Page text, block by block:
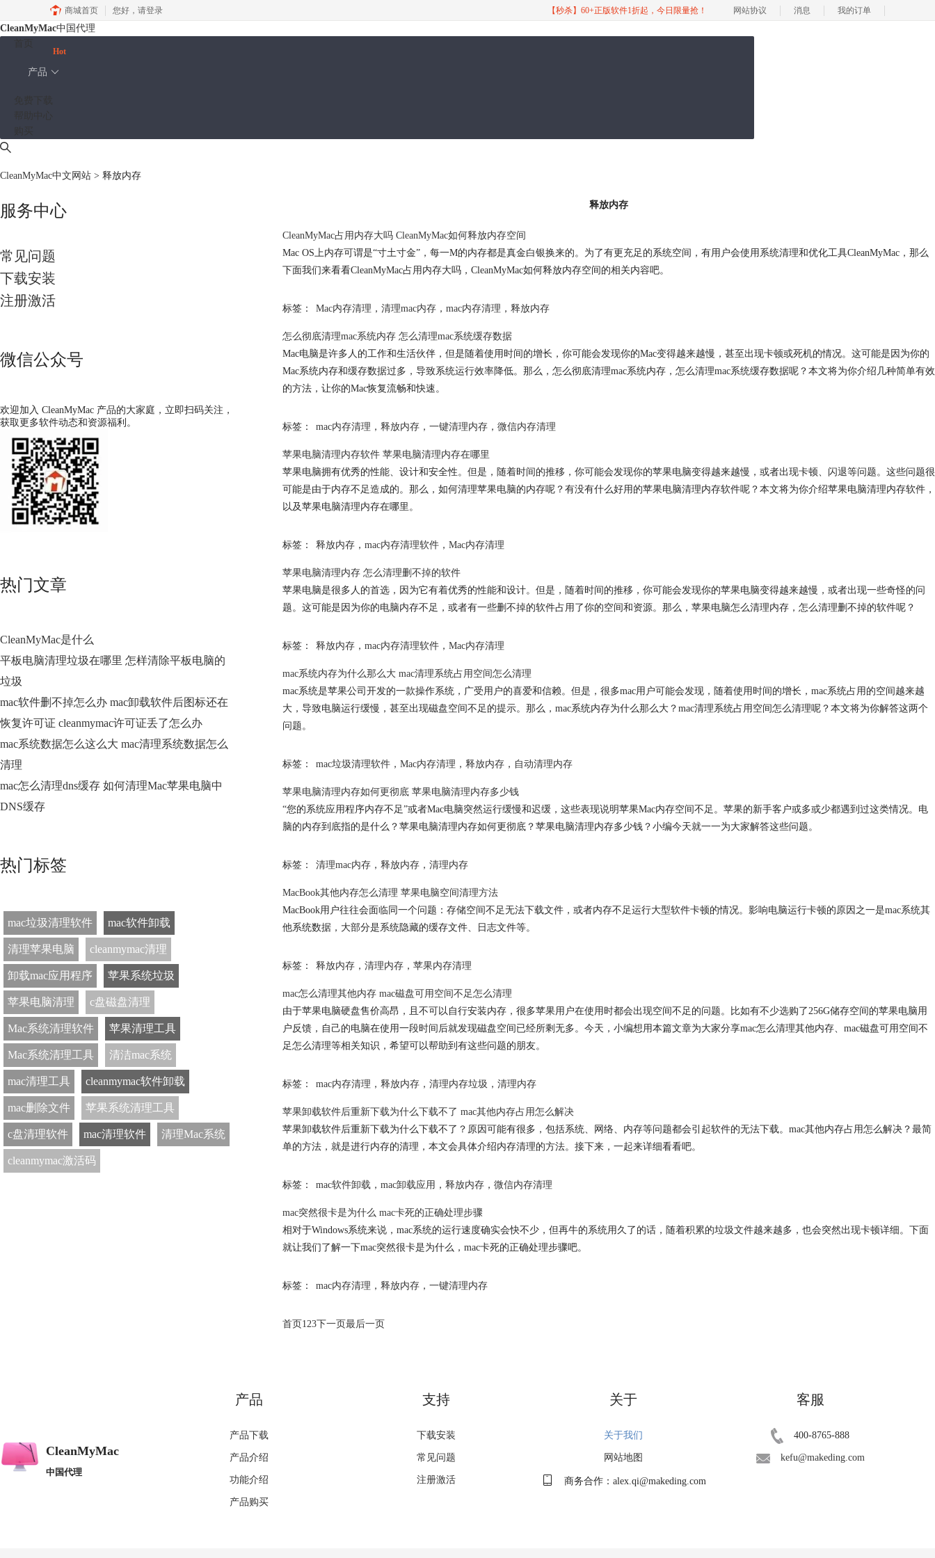
商城首页 您好， 请登录 【秒杀】60+正版软件1折起，今日限量抢！ 网站协议 消息 我的订单
CleanMyMac中国代理
产品
Hot
CleanMyMac中文网站 > 释放内存
服务中心
常见问题
下载安装
注册激活
微信公众号
欢迎加入 CleanMyMac 产品的大家庭，立即扫码关注，
获取更多软件动态和资源福利。
热门文章
CleanMyMac是什么
平板电脑清理垃圾在哪里 怎样清除平板电脑的
垃圾
mac软件删不掉怎么办 mac卸载软件后图标还在
恢复许可证 cleanmymac许可证丢了怎么办
mac系统数据怎么这么大 mac清理系统数据怎么
清理
mac怎么清理dns缓存 如何清理Mac苹果电脑中
DNS缓存
热门标签
mac垃圾清理软件 mac软件卸载
清理苹果电脑 cleanmymac清理
卸载mac应用程序 苹果系统垃圾
苹果电脑清理 c盘磁盘清理
Mac系统清理软件 苹果清理工具
Mac系统清理工具 清洁mac系统
mac清理工具 cleanmymac软件卸载
mac删除文件 苹果系统清理工具
c盘清理软件 mac清理软件 清理Mac系统
cleanmymac激活码
释放内存
CleanMyMac占用内存大吗 CleanMyMac如何释放内存空间
Mac OS上内存可谓是“寸土寸金”，每一M的内存都是真金白银换来的。为了有更充足的系统空间，有用户会使用系统清理和优化工具CleanMyMac，那么
下面我们来看看CleanMyMac占用内存大吗，CleanMyMac如何释放内存空间的相关内容吧。
标签： Mac内存清理 ， 清理mac内存 ， mac内存清理 ， 释放内存
怎么彻底清理mac系统内存 怎么清理mac系统缓存数据
Mac电脑是许多人的工作和生活伙伴，但是随着使用时间的增长，你可能会发现你的Mac变得越来越慢，甚至出现卡顿或死机的情况。这可能是因为你的
Mac系统内存和缓存数据过多，导致系统运行效率降低。那么，怎么彻底清理mac系统内存，怎么清理mac系统缓存数据呢？本文将为你介绍几种简单有效
的方法，让你的Mac恢复流畅和快速。
标签： mac内存清理 ， 释放内存 ， 一键清理内存 ， 微信内存清理
苹果电脑清理内存软件 苹果电脑清理内存在哪里
苹果电脑拥有优秀的性能、设计和安全性。但是，随着时间的推移，你可能会发现你的苹果电脑变得越来越慢，或者出现卡顿、闪退等问题。这些问题很
可能是由于内存不足造成的。那么，如何清理苹果电脑的内存呢？有没有什么好用的苹果电脑清理内存软件呢？本文将为你介绍苹果电脑清理内存软件，
以及苹果电脑清理内存在哪里。
标签： 释放内存 ， mac内存清理软件 ， Mac内存清理
苹果电脑清理内存 怎么清理删不掉的软件
苹果电脑是很多人的首选，因为它有着优秀的性能和设计。但是，随着时间的推移，你可能会发现你的苹果电脑变得越来越慢，或者出现一些奇怪的问
题。这可能是因为你的电脑内存不足，或者有一些删不掉的软件占用了你的空间和资源。那么，苹果电脑怎么清理内存，怎么清理删不掉的软件呢？
标签： 释放内存 ， mac内存清理软件 ， Mac内存清理
mac系统内存为什么那么大 mac清理系统占用空间怎么清理
mac系统是苹果公司开发的一款操作系统，广受用户的喜爱和信赖。但是，很多mac用户可能会发现，随着使用时间的增长，mac系统占用的空间越来越
大，导致电脑运行缓慢，甚至出现磁盘空间不足的提示。那么，mac系统内存为什么那么大？mac清理系统占用空间怎么清理呢？本文将为你解答这两个
问题。
标签： mac垃圾清理软件 ， Mac内存清理 ， 释放内存 ， 自动清理内存
苹果电脑清理内存如何更彻底 苹果电脑清理内存多少钱
“您的系统应用程序内存不足”或者Mac电脑突然运行缓慢和迟缓，这些表现说明苹果Mac内存空间不足。苹果的新手客户或多或少都遇到过这类情况。电
脑的内存到底指的是什么？苹果电脑清理内存如何更彻底？苹果电脑清理内存多少钱？小编今天就一一为大家解答这些问题。
标签： 清理mac内存 ， 释放内存 ， 清理内存
MacBook其他内存怎么清理 苹果电脑空间清理方法
MacBook用户往往会面临同一个问题：存储空间不足无法下载文件，或者内存不足运行大型软件卡顿的情况。影响电脑运行卡顿的原因之一是mac系统其
他系统数据，大部分是系统隐藏的缓存文件、日志文件等。
标签： 释放内存 ， 清理内存 ， 苹果内存清理
mac怎么清理其他内存 mac磁盘可用空间不足怎么清理
由于苹果电脑硬盘售价高昂，且不可以自行安装内存，很多苹果用户在使用时都会出现空间不足的问题。比如有不少选购了256G储存空间的苹果电脑用
户反馈，自己的电脑在使用一段时间后就发现磁盘空间已经所剩无多。今天，小编想用本篇文章为大家分享mac怎么清理其他内存、mac磁盘可用空间不
足怎么清理等相关知识，希望可以帮助到有这些问题的朋友。
标签： mac内存清理 ， 释放内存 ， 清理内存垃圾 ， 清理内存
苹果卸载软件后重新下载为什么下载不了 mac其他内存占用怎么解决
苹果卸载软件后重新下载为什么下载不了？原因可能有很多，包括系统、网络、内存等问题都会引起软件的无法下载。mac其他内存占用怎么解决？最简
单的方法，就是进行内存的清理，本文会具体介绍内存清理的方法。接下来，一起来详细看看吧。
标签： mac软件卸载 ， mac卸载应用 ， 释放内存 ， 微信内存清理
mac突然很卡是为什么 mac卡死的正确处理步骤
相对于Windows系统来说，mac系统的运行速度确实会快不少，但再牛的系统用久了的话，随着积累的垃圾文件越来越多，也会突然出现卡顿详细。下面
就让我们了解一下mac突然很卡是为什么，mac卡死的正确处理步骤吧。
标签： mac内存清理 ， 释放内存 ， 一键清理内存
首页123下一页最后一页
CleanMyMac
中国代理
产品
产品下载
产品介绍
功能介绍
产品购买
支持
下载安装
常见问题
注册激活
关于
关于我们
网站地图
商务合作：alex.qi@makeding.com
客服
400-8765-888
kefu@makeding.com